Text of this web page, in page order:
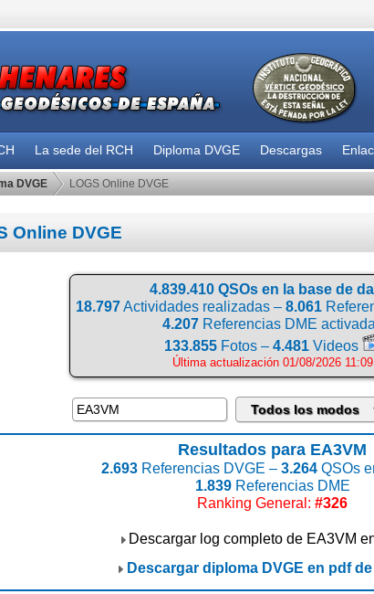
La sede del RCH Diploma DVGE Descargas
DVGE LOGS Online DVGE
Online DVGE
4.839.410 QSOs en la base de
18.797Actividades realizadas – 8.061
4.207Referencias DME
133.855 Fotos – 4.481 Videos
Última actualización 01/08/2026 11:09
Resultados para EA3VM
2.693Referencias DVGE – 3.264QSOs
1.839Referencias DME
Ranking General: #326
Descargar log completo de EA3VM
Descargar diploma DVGE en pdf de